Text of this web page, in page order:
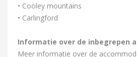
• Cooley mountains
• Carlingford
Informatie over de inbegrepen
Meer informatie over de